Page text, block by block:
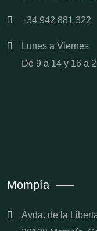
+34 942 881 322
Lunes a Viernes
De 9 a 14 y 16 a
Mompía
Avda. de la